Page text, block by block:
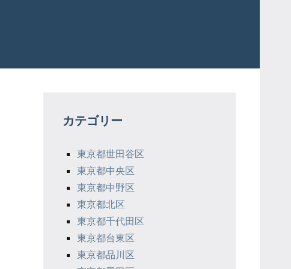
カテゴリー
東京都世田谷区
東京都中央区
東京都中野区
東京都北区
東京都千代田区
東京都台東区
東京都品川区